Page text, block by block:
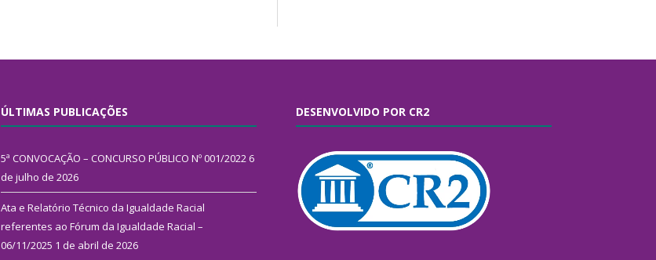
ÚLTIMAS PUBLICAÇÕES
5ª CONVOCAÇÃO – CONCURSO PÚBLICO Nº 001/2022 6
de julho de 2026
Ata e Relatório Técnico da Igualdade Racial
referentes ao Fórum da Igualdade Racial –
06/11/2025 1 de abril de 2026
DESENVOLVIDO POR CR2